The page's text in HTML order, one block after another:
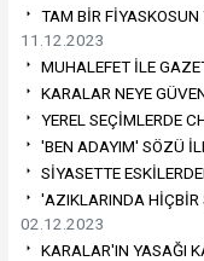
TAM BİR FİYASKOSUN
11.12.2023
MUHALEFET İLE
KARALAR NEYE
YEREL SEÇİMLERDE
'BEN ADAYIM' SÖZÜ
SİYASETTE
'AZIKLARINDA HİÇBİR
02.12.2023
KARALAR'IN YASAĞI